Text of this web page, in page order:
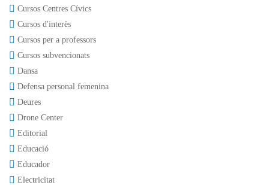
Cursos Centres Cívics
Cursos d'interès
Cursos per a professors
Cursos subvencionats
Dansa
Defensa personal femenina
Deures
Drone Center
Editorial
Educació
Educador
Electricitat